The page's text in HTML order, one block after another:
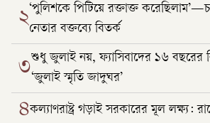
২‘পুলিশকে পিটিয়ে রক্তাক্ত
নেতার বক্তব্যে বিতর্ক
৩শুধু জুলাই নয়, ফ্যাসিবাদের ১৬ বছরের
‘জুলাই স্মৃতি জাদুঘর’
৪কল্যাণরাষ্ট্র গড়াই সরকারের মূল লক্ষ্য: